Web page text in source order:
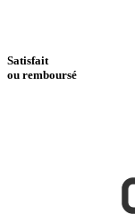
Satisfait
ou remboursé